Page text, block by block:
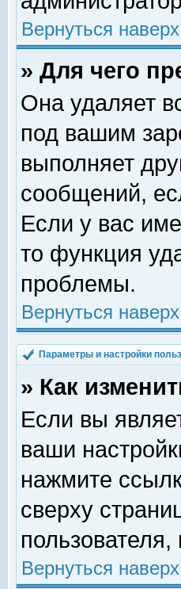
Вернуться наверх
» Для чего
Она удаляет
под вашим
выполняет
сообщений,
Если у вас
то функция
проблемы.
Вернуться наверх
Параметры и настройки
» Как
Если вы
ваши
нажмите
сверху
Вернуться наверх